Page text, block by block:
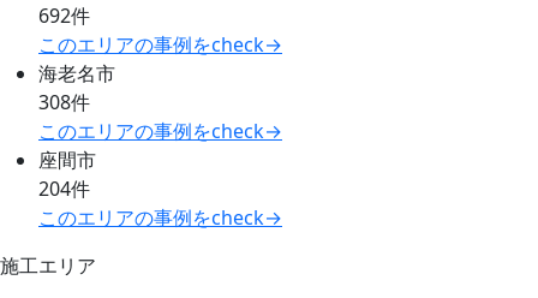
692件
このエリアの事例をcheck→
海老名市
308件
このエリアの事例をcheck→
座間市
204件
このエリアの事例をcheck→
施工エリア